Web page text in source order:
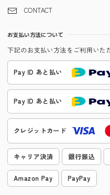
CONTACT
お支払い方法について
下記のお支払い方法をご利用いた
Pay ID あと払い
Pay ID あと払い
クレジットカード
キャリア決済 銀行振込
Amazon Pay PayPay